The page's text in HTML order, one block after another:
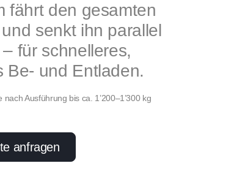
fährt den gesamten
senkt ihn parallel
für schnelleres,
Be- und Entladen.
Ausführung bis ca. 1’200–1’300 kg
anfragen